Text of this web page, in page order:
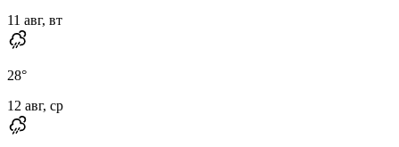
11 авг, вт
28°
12 авг, ср